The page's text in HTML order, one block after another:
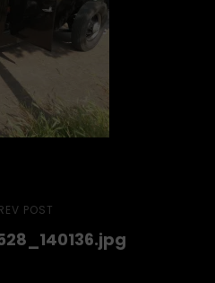
Previous
Post
POST